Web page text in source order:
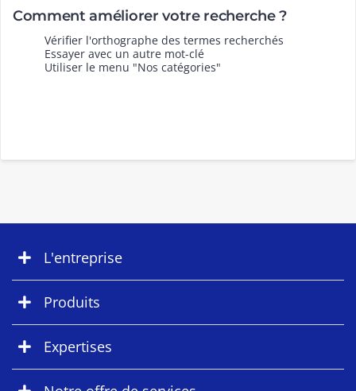
Comment améliorer votre recherche ?
Vérifier l'orthographe des termes recherchés
Essayer avec un autre mot-clé
Utiliser le menu "Nos catégories"
L'entreprise
Produits
Expertises